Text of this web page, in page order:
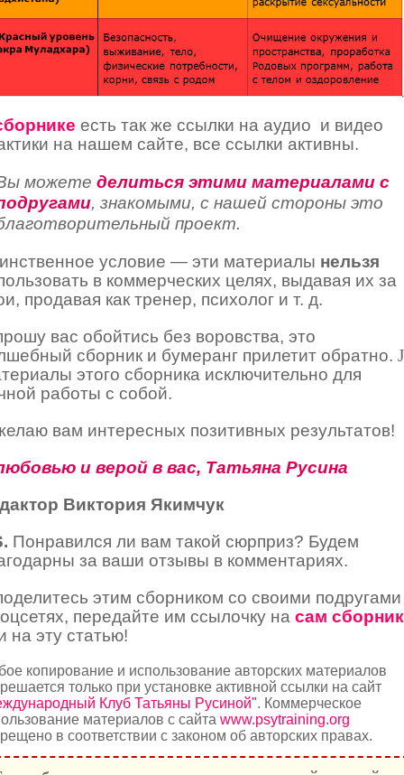
есть так же ссылки на аудио и видео
на нашем сайте, все ссылки активны.
можете делиться этими материалами с
, знакомыми, с нашей стороны это
проект.
условие — эти материалы нельзя
в коммерческих целях, выдавая их за
продавая как тренер, психолог и т. д.
вас обойтись без воровства, это
сборник и бумеранг прилетит обратно. J
этого сборника исключительно для
работы с собой.
вам интересных позитивных результатов!
и верой в вас, Татьяна Русина
Виктория Якимчук
. Понравился ли вам такой сюрприз? Будем
за ваши отзывы в комментариях.
этим сборником со своими подругами
передайте им ссылочку на сам сборник
на эту статью!
копирование и использование авторских материалов
только при установке активной ссылки на сайт
Клуб Татьяны Русиной". Коммерческое
материалов с сайта www.psytraining.org
в соответствии с законом об авторских правах.